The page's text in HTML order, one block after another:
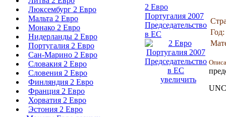
Люксембург 2 Евро
Мальта 2 Евро
Монако 2 Евро
Нидерланды 2 Евро
Португалия 2 Евро
Сан-Марино 2 Евро
Словакия 2 Евро
Словения 2 Евро
Финляндия 2 Евро
Франция 2 Евро
Хорватия 2 Евро
Эстония 2 Евро
2 Евро
Португалия 2007
Председательство
в ЕС
увеличить
Год: